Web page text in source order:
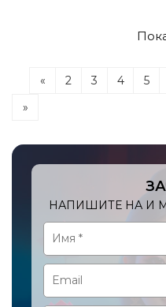
« 2 3 4 5
»
НАПИШИТЕ НА И